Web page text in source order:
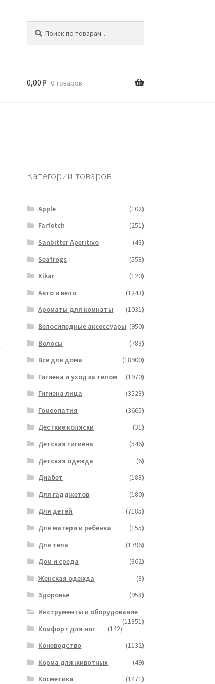
0,00 ₽ 0 товаров
Категории товаров
Apple
(102)
Farfetch
(251)
Sanbitter Aperitivo
(43)
Seafrogs
(553)
Xikar
(120)
Авто и вело
(1243)
Ароматы для комнаты
(1031)
Велосипедные аксессуары (950)
Волосы
(783)
Все для дома
(18900)
Гигиена и уход за телом
(1970)
Гигиена лица
(3528)
Гомеопатия
(3665)
Десткие коляски
(31)
Детская гигиена
(546)
Детская одежда
(6)
Диабет
(188)
Для гадджетов
(180)
Для детей
(7185)
Для матери и ребенка
(155)
Для тела
(1796)
Дом и среда
(362)
Женская одежда
(8)
Здоровье
(958)
Инструменты и оборудование
(11851)
Комфорт для ног
(142)
Коневодство
(1132)
Корма для животных
(49)
Косметика
(1471)